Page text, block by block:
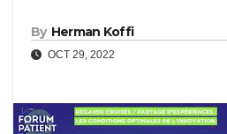
By Herman Koffi
OCT 29, 2022